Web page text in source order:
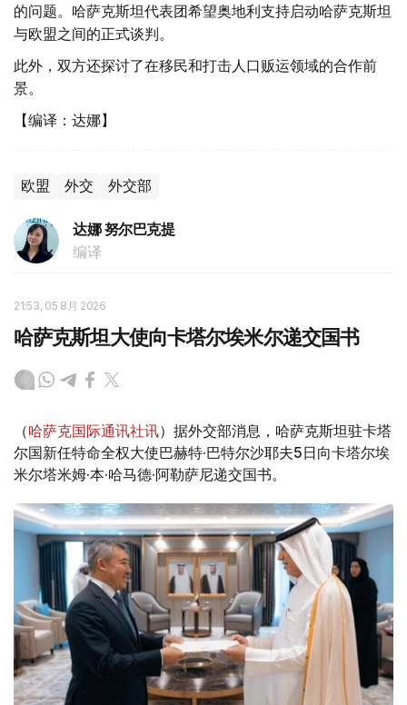
的问题。哈萨克斯坦代表团希望奥地利支持启动哈萨克斯坦
与欧盟之间的正式谈判。
此外，双方还探讨了在移民和打击人口贩运领域的合作前
景。
【编译：达娜】
欧盟 外交 外交部
达娜 努尔巴克提
编译
21:53, 05 8月 2026
哈萨克斯坦大使向卡塔尔埃米尔递交国书
（哈萨克国际通讯社讯）据外交部消息，哈萨克斯坦驻卡塔
尔国新任特命全权大使巴赫特·巴特尔沙耶夫5日向卡塔尔埃
米尔塔米姆·本·哈马德·阿勒萨尼递交国书。